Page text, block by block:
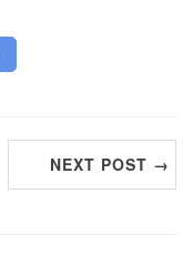
NEXT POST →